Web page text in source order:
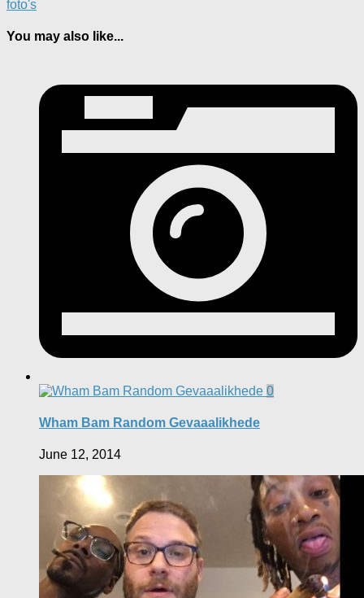
foto's
You may also like...
0
Wham Bam Random Gevaaalikhede
June 12, 2014